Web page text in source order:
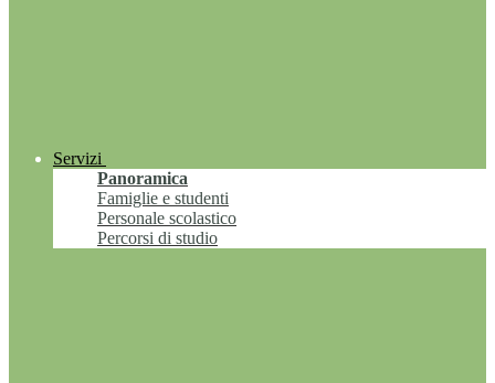
Servizi
Panoramica
Famiglie e studenti
Personale scolastico
Percorsi di studio